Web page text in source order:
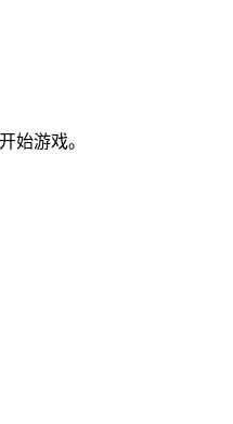
始游戏。